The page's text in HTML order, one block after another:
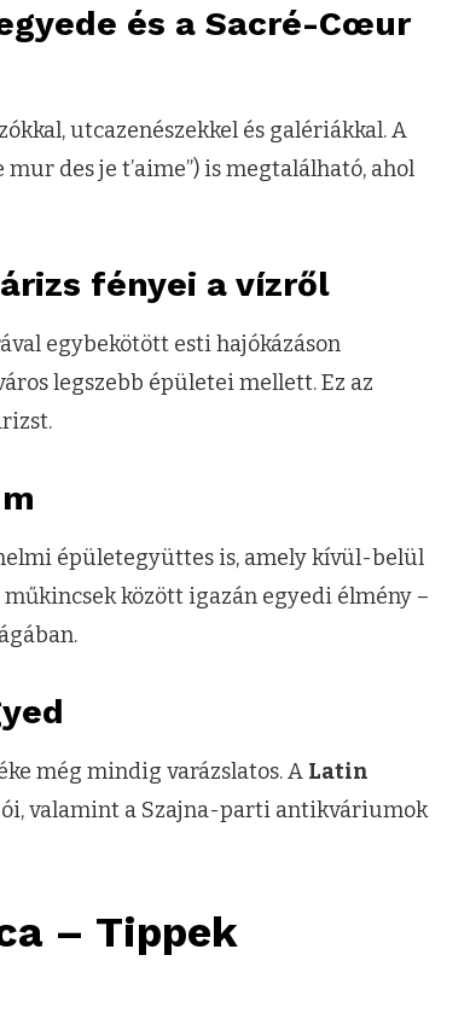
és a Sacré-Cœur
utcazenészekkel és galériákkal. A
des je t’aime”) is megtalálható, ahol
fényei a vízről
egybekötött esti hajókázáson
legszebb épületei mellett. Ez az
épületegyüttes is, amely kívül-belül
között igazán egyedi élmény –
még mindig varázslatos. A Latin
valamint a Szajna-parti antikváriumok
– Tippek